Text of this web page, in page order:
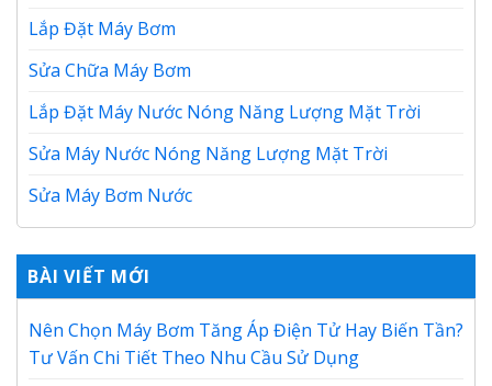
Lắp Đặt Máy Bơm
Sửa Chữa Máy Bơm
Lắp Đặt Máy Nước Nóng Năng Lượng Mặt Trời
Sửa Máy Nước Nóng Năng Lượng Mặt Trời
Sửa Máy Bơm Nước
BÀI VIẾT MỚI
Nên Chọn Máy Bơm Tăng Áp Điện Tử Hay Biến Tần?
Tư Vấn Chi Tiết Theo Nhu Cầu Sử Dụng